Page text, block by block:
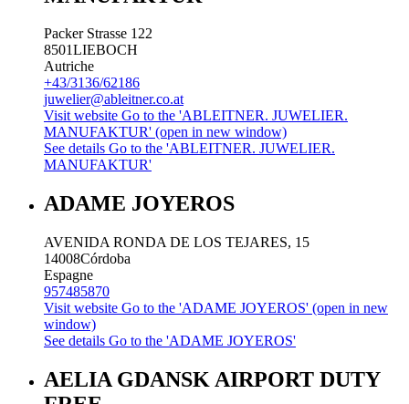
Packer Strasse 122
8501LIEBOCH
Autriche
+43/3136/62186
juwelier@ableitner.co.at
Visit website Go to the 'ABLEITNER. JUWELIER.
MANUFAKTUR' (open in new window)
See details Go to the 'ABLEITNER. JUWELIER.
MANUFAKTUR'
ADAME JOYEROS
AVENIDA RONDA DE LOS TEJARES, 15
14008Córdoba
Espagne
957485870
Visit website Go to the 'ADAME JOYEROS' (open in new
window)
See details Go to the 'ADAME JOYEROS'
AELIA GDANSK AIRPORT DUTY